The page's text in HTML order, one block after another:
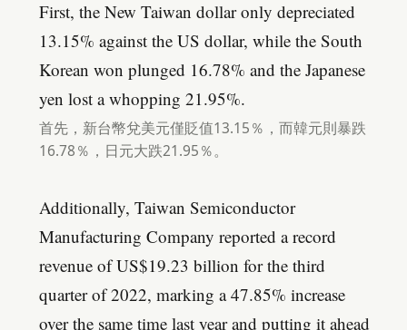
First, the New Taiwan dollar only depreciated
13.15% against the US dollar, while the South
Korean won plunged 16.78% and the Japanese
yen lost a whopping 21.95%.
首先，新台幣兌美元僅貶值13.15％，而韓元則暴跌
16.78％，日元大跌21.95％。
Additionally, Taiwan Semiconductor
Manufacturing Company reported a record
revenue of US$19.23 billion for the third
quarter of 2022, marking a 47.85% increase
over the same time last year and putting it ahead